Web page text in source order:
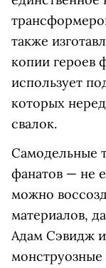
также
копии героев
использует
которых
свалок.
Самодельные
фанатов — не
можно
материалов,
Адам Сэвидж